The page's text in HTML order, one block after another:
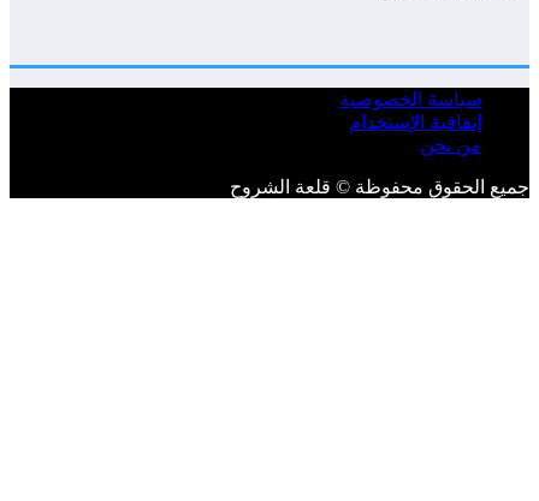
سياسة الخصوصية
إتفاقية الإستخدام
من نحن
الحقوق محفوظة © قلعة الشروح